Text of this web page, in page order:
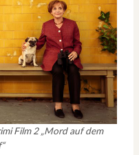
Film 2 „Mord auf dem